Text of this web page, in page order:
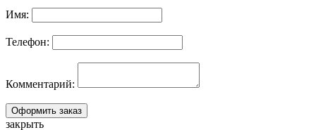
Имя:
Телефон:
Комментарий:
закрыть